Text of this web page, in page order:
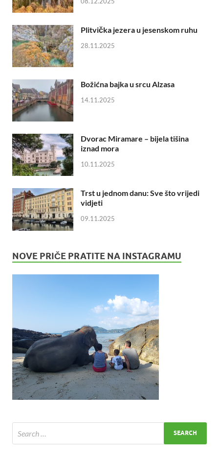
Plitvička jezera u jesenskom ruhu
28.11.2025
Božićna bajka u srcu Alzasa
14.11.2025
Dvorac Miramare – bijela tišina
iznad mora
10.11.2025
Trst u jednom danu: Sve što vrijedi
vidjeti
09.11.2025
NOVE PRIČE PRATITE NA INSTAGRAMU